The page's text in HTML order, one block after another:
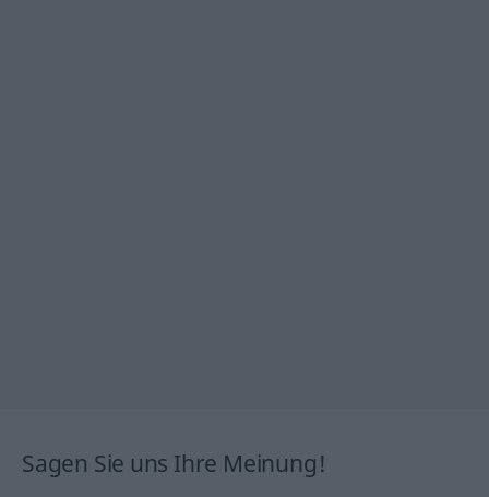
Sagen Sie uns Ihre Meinung!